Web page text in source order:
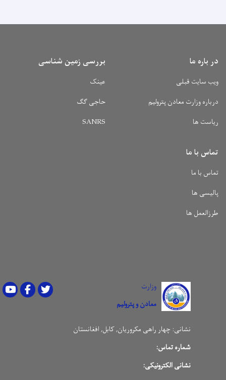
در باره ما
ویب سایت قبلی
درباره وزارت معادن پترولیم
ریاست ها
بررسی زمین شناسی
عینک
حاجی گگ
SANRS
تماس با ما
تماس با ما
پالیسی ها
طرزالعمل ها
وزارت
معادن و پترولیم
YoutubeFacebook
نشانی: چهار راهی مکروریان, کابل, افغانستان
شماره تماس:
نشانی الکترونیکی: